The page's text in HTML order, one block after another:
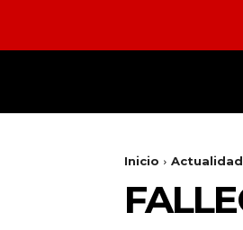
Inicio Actualidad